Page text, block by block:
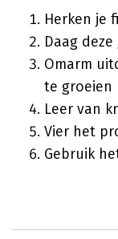
Herken je
Daag
Omarm
te groeien
Leer van
Vier het
Gebruik